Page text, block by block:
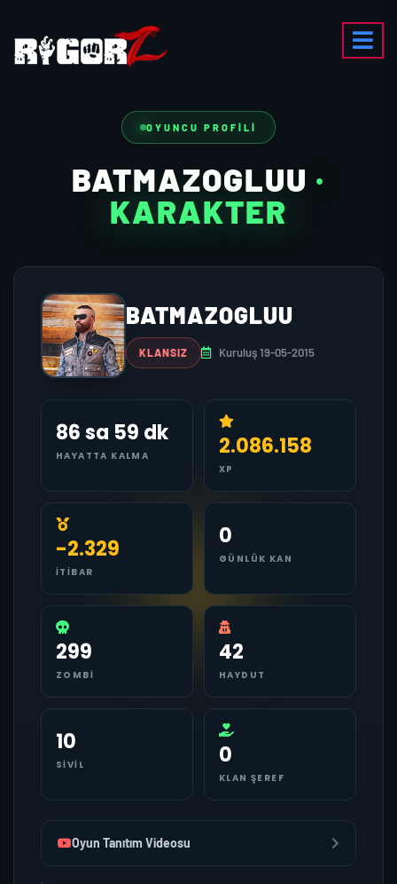
OYUNCU PROFILI
BATMAZOGLUU ·
KARAKTER
BATMAZOGLUU
KLANSIZ Kuruluş 19-05-2015
86 sa 59 dk
HAYATTA KALMA 2.086.158
XP
-2.329
İTIBAR
0
GÜNLÜK KAN
299
ZOMBI
42
HAYDUT
10
SIVIL 0
KLAN ŞEREF
Oyun Tanıtım Videosu